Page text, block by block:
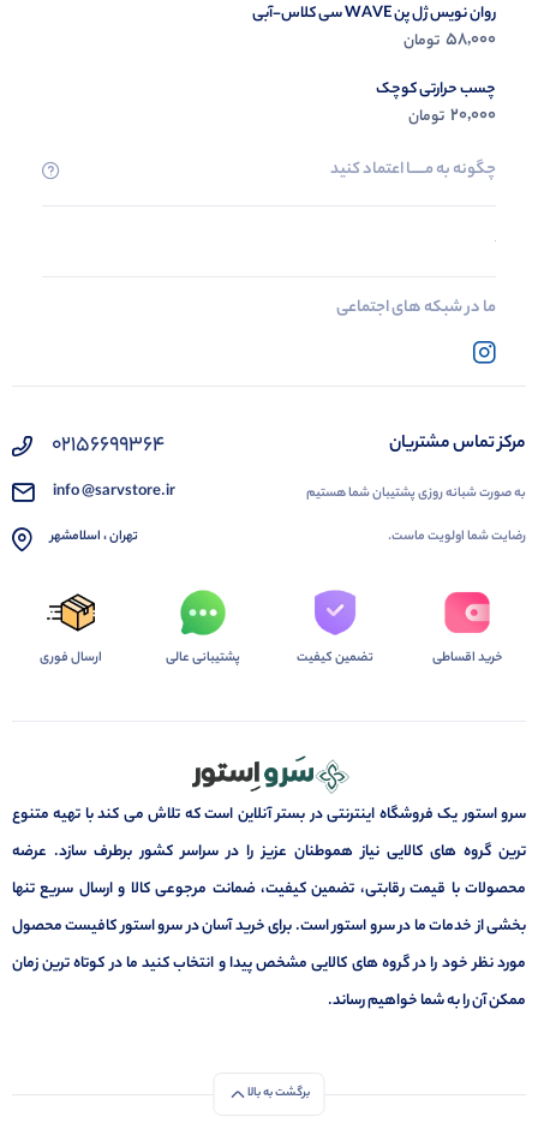
روان نویس ژل پن WAVE سی کلاس-آبی
58,000 تومان
چسب حرارتی کوچک
20,000 تومان
چگونه به مــــــا اعتماد کنید
ما در شبکه های اجتماعی
مرکز تماس مشتریان
به صورت شبانه روزی پشتیبان شما هستیم
رضایت شما اولویت ماست.
02156699364
info @sarvstore.ir
تهران ، اسلامشهر
خرید اقساطی تضمین کیفیت پشتیبانی عالی ارسال فوری
سرو استور یک فروشگاه اینترنتی در بستر آنلاین است که تلاش می کند با تهیه متنوع
ترین گروه های کالایی نیاز هموطنان عزیز را در سراسر کشور برطرف سازد. عرضه
محصولات با قیمت رقابتی، تضمین کیفیت، ضمانت مرجوعی کالا و ارسال سریع تنها
بخشی از خدمات ما در سرو استور است. برای خرید آسان در سرو استور کافیست محصول
مورد نظر خود را در گروه های کالایی مشخص پیدا و انتخاب کنید ما در کوتاه ترین زمان
ممکن آن را به شما خواهیم رساند.
برگشت به بالا